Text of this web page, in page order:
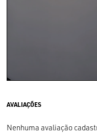
Nenhuma avaliação